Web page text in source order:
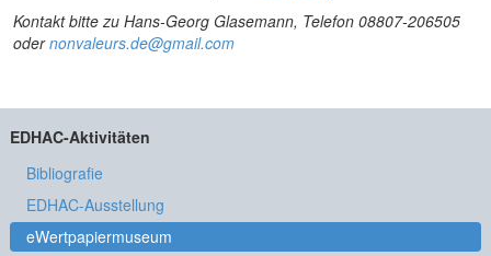
Kontakt bitte zu Hans-Georg Glasemann, Telefon 08807-206505
odernonvaleurs.de@gmail.com
EDHAC-Aktivitäten
Bibliografie
EDHAC-Ausstellung
eWertpapiermuseum